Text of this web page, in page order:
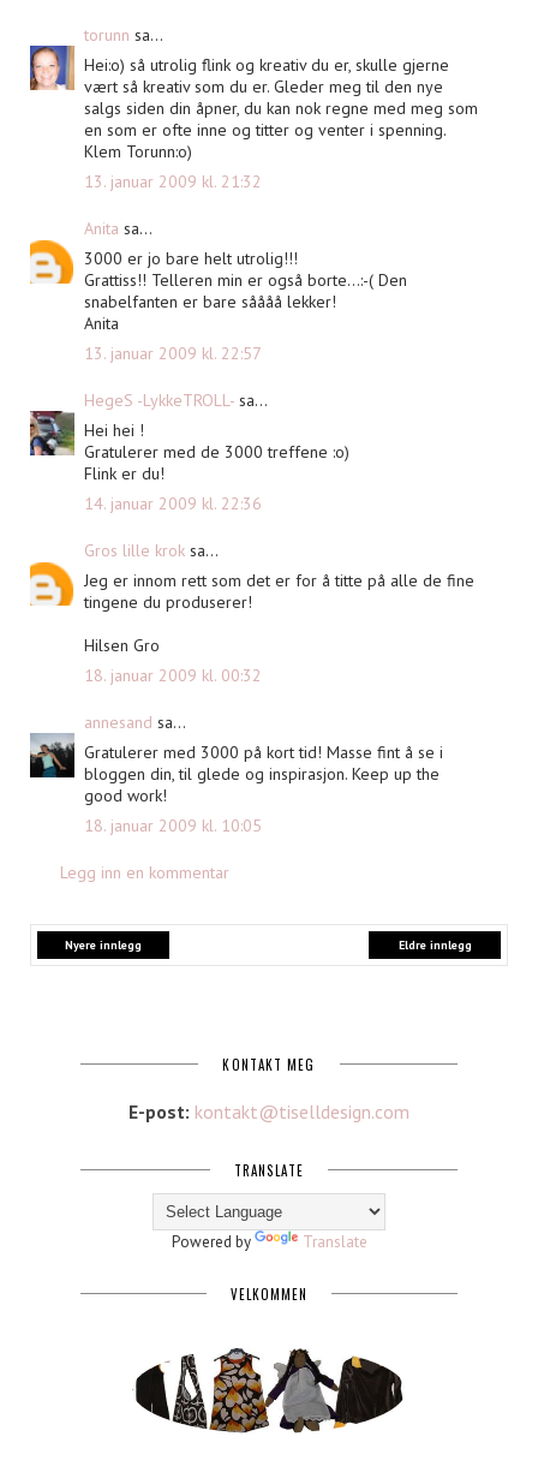
torunn sa...
Hei:o) så utrolig flink og kreativ du er, skulle gjerne
vært så kreativ som du er. Gleder meg til den nye
salgs siden din åpner, du kan nok regne med meg som
en som er ofte inne og titter og venter i spenning.
Klem Torunn:o)
13. januar 2009 kl. 21:32
Anita sa...
3000 er jo bare helt utrolig!!!
Grattiss!! Telleren min er også borte...:-( Den
snabelfanten er bare såååå lekker!
Anita
13. januar 2009 kl. 22:57
HegeS -LykkeTROLL- sa...
Hei hei !
Gratulerer med de 3000 treffene :o)
Flink er du!
14. januar 2009 kl. 22:36
Gros lille krok sa...
Jeg er innom rett som det er for å titte på alle de fine
tingene du produserer!
Hilsen Gro
18. januar 2009 kl. 00:32
annesand sa...
Gratulerer med 3000 på kort tid! Masse fint å se i
bloggen din, til glede og inspirasjon. Keep up the
good work!
18. januar 2009 kl. 10:05
Legg inn en kommentar
Nyere innlegg Eldre innlegg
KONTAKT MEG
E-post: kontakt@tiselldesign.com
TRANSLATE
Powered by Translate
VELKOMMEN